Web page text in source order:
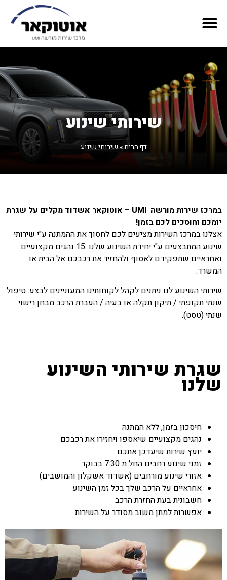
שירותי שינוע
דף הבית»שירותי שינוע
במרכז שירות מורשה UMI –
אוטוקאר אשדוד מקלים על שגרת
יומכם וחוסכים לכם בזמן!
אצלנו במרכז השירות מציעים לכם לחסוך את ההמתנה ע"י שירותי
שינוע המתבצעים ע"י יחידת השינוע שלנו. 15 נהגים מקצועיים
ואחראיים שתפקידם לאסוף ולהחזיר את רכבכם אל הבית או
המשרד.
שירותי השינוע לנו ניתנים לקהל לקוחותינו המעוניינים לבצע: טיפול
שנתי תקופתי / תיקון תקלה או בעיה / העברת הרכב מבחן רישוי
שנתי (טסט).
שגרת שירותי השינוע
שלנו
חיסכון בזמן, ללא המתנה
נהגים מקצועיים שיאספו ויחזירו את רכבכם
יועץ שירות שיעדכן אתכם
זמני שינוע רחבים החל מ 7:30 בבוקר
אזורי שינוע מורחבים (אשדוד אשקלון והמושבים)
אחראיים על הרכב שלך בכל זמן השינוע
חשבונית בעת החזרת הרכב
אפשרות למתן משוב מסודר על השירות